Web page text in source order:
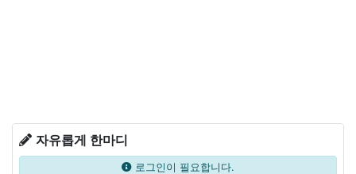
자유롭게 한마디
로그인이 필요합니다.